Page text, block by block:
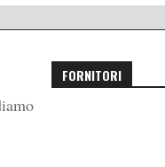
FORNITORI